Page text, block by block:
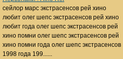
сейлор марс экстрасенсов рей хино
любит олег шепс экстрасенсов рей хино
любит года олег шепс экстрасенсов рей
хино помни олег шепс экстрасенсов рей
хино помни года олег шепс экстрасенсов
1998 года 199......